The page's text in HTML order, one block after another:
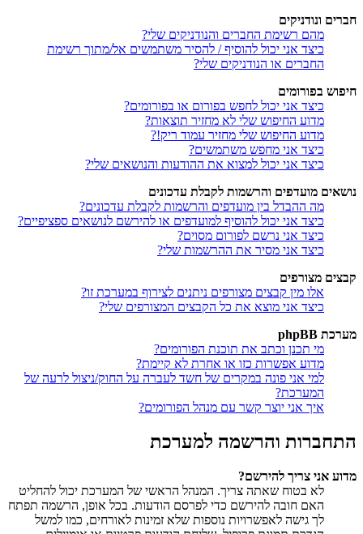
חברים ונודניקים
מהם רשימת החברים והנודניקים שלי?
כיצד אני יכול להוסיף / להסיר משתמשים אל/מתוך רשימת
החברים או הנודניקים שלי?
חיפוש בפורומים
כיצד אני יכול לחפש בפורום או בפורומים?
מדוע החיפוש שלי לא מחזיר תוצאות?
מדוע החיפוש שלי מחזיר עמוד ריק!?
כיצד אני מחפש משתמשים?
כיצד אני יכול למצוא את ההודעות והנושאים שלי?
נושאים מועדפים והרשמות לקבלת עדכונים
מה ההבדל בין מועדפים והרשמות לקבלת עדכונים?
כיצד אני יכול להוסיף למועדפים או להירשם לנושאים ספציפיים?
כיצד אני נרשם לפורום מסוים?
כיצד אני מסיר את ההרשמות שלי?
קבצים מצורפים
אלו מין קבצים מצורפים ניתנים לצירוף במערכת זו?
כיצד אני מוצא את כל הקבצים המצורפים שלי?
מערכת phpBB
מי תכנן וכתב את תוכנת הפורומים?
מדוע אפשרות כזו או אחרת לא קיימת?
למי אני פונה במקרים של חשד לעברה על החוק/ניצול לרעה של
המערכת?
איך אני יוצר קשר עם מנהל הפורומים?
התחברות והרשמה למערכת
מדוע אני צריך להירשם?
לא בטוח שאתה צריך. המנהל הראשי של המערכת יכול להחליט
האם חובה להירשם כדי לפרסם הודעות. בכל אופן, הרשמה תפתח
לך גישה לאפשרויות נוספות שלא זמינות לאורחים, כמו למשל